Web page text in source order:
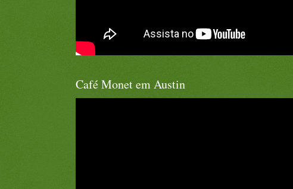
Café Monet em Austin